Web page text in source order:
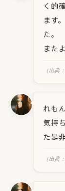
く的
ます
た。
また
（出典
れも
気持
た是
（出典